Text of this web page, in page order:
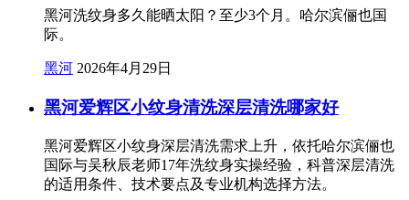
黑河洗纹身多久能晒太阳？至少3个月。哈尔滨俪也国
际。
黑河 2026年4月29日
黑河爱辉区小纹身清洗深层清洗哪家好
黑河爱辉区小纹身深层清洗需求上升，依托哈尔滨俪也
国际与吴秋辰老师17年洗纹身实操经验，科普深层清洗
的适用条件、技术要点及专业机构选择方法。